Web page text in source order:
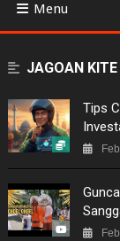
Menu
NEWS
MOVIES
JAGOAN KITE
Tips